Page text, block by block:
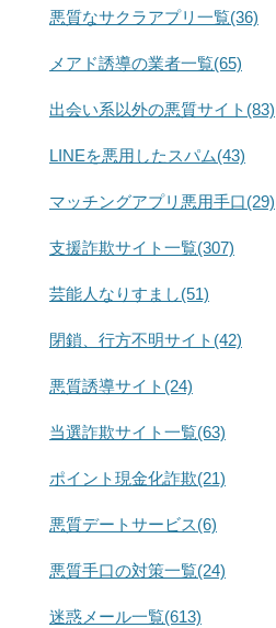
悪質なサクラアプリ一覧(36)
メアド誘導の業者一覧(65)
出会い系以外の悪質サイト(83)
LINEを悪用したスパム(43)
マッチングアプリ悪用手口(29)
支援詐欺サイト一覧(307)
芸能人なりすまし(51)
閉鎖、行方不明サイト(42)
悪質誘導サイト(24)
当選詐欺サイト一覧(63)
ポイント現金化詐欺(21)
悪質デートサービス(6)
悪質手口の対策一覧(24)
迷惑メール一覧(613)